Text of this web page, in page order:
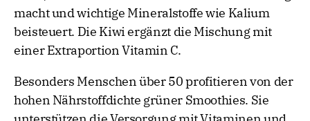
macht und wichtige Mineralstoffe wie Kalium
beisteuert. Die Kiwi ergänzt die Mischung mit
einer Extraportion Vitamin C.
Besonders Menschen über 50 profitieren von der
hohen Nährstoffdichte grüner Smoothies. Sie